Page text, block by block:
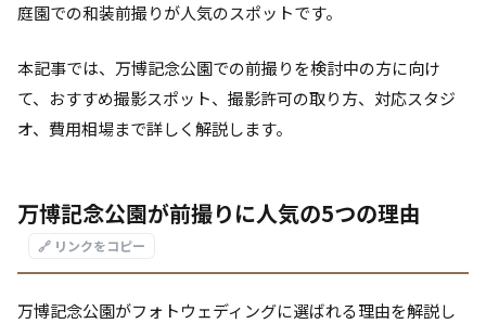
庭園での和装前撮りが人気のスポットです。
本記事では、万博記念公園での前撮りを検討中の方に向け
て、おすすめ撮影スポット、撮影許可の取り方、対応スタジ
オ、費用相場まで詳しく解説します。
万博記念公園が前撮りに人気の5つの理由
🔗 リンクをコピー
万博記念公園がフォトウェディングに選ばれる理由を解説し